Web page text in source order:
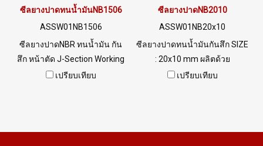
ซีลยางปาดทนน้ำมันNB1506
ASSW01NB1506
ซีลยางปาดNBR ทนน้ำมัน กัน
สึก หน้าตัด J-Section Working
Temp.-35 to +120 C
เปรียบเทียบ
ซีลยางปาดNB2010
ASSW01NB20x10
ซีลยางปาดทนน้ำมันกันสึก SIZE
: 20x10 mm ผลิตด้วย
วัตถุดิบNBR อุณหภูมิการใช้งาน
เปรียบเทียบ